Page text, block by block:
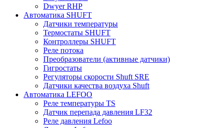
Dwyer RHP
Автоматика SHUFT
Датчики температуры
Термостаты SHUFT
Контроллеры SHUFT
Реле потока
Преобразователи (активные датчики)
Гигростаты
Регуляторы скорости Shuft SRE
Датчики качества воздуха Shuft
Автоматика LEFOO
Реле температуры TS
Датчик перепада давления LF32
Реле давления Lefoo